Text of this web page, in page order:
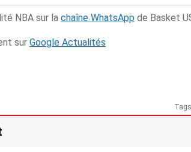
NBA sur la chaîne WhatsApp de Basket
sur Google Actualités